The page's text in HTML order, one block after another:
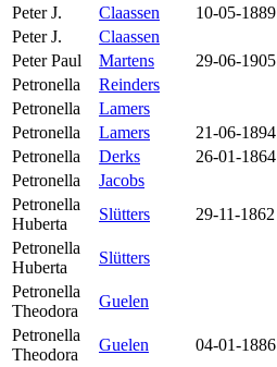
Peter J.
Claassen 10-05-1889
Peter J.
Claassen
Peter Paul
Martens 29-06-1905
Petronella
Reinders
Petronella
Lamers
Petronella
Lamers 21-06-1894
Petronella
Derks 26-01-1864
Petronella
Jacobs
Petronella
Huberta
Slütters 29-11-1862
Petronella
Huberta
Slütters
Petronella
Theodora
Guelen
Petronella
Theodora
Guelen 04-01-1886